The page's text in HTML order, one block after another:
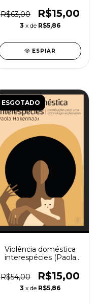
viver na cidade (Maria
da Graça Costa)
R$63,00 R$15,00
3 x de R$5,86
ESPIAR
ESGOTADO
Violência doméstica
interespécies (Paola
R$54,00
R$15,00
3 x de R$5,86